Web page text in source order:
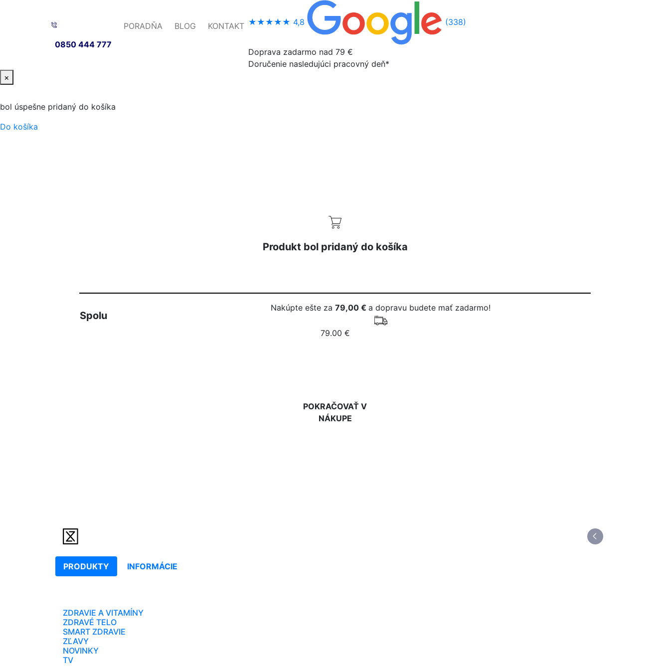
0850 444 777
PORADŇA BLOG KONTAKT ★★★★★ 4,8 (338)
Doprava zadarmo nad 79 €
Doručenie nasledujúci pracovný deň*
×
bol úspešne pridaný do košíka
Do košíka
Produkt bol pridaný do košíka
Spolu
Nakúpte ešte za 79,00 € a dopravu budete mať zadarmo!
79.00 €
POKRAČOVAŤ V
NÁKUPE
PRODUKTY INFORMÁCIE
ZDRAVIE A VITAMÍNY
ZDRAVÉ TELO
SMART ZDRAVIE
ZĽAVY
NOVINKY
TV